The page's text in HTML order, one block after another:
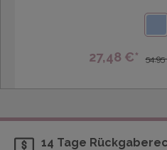
27,48 €*
14 Tage